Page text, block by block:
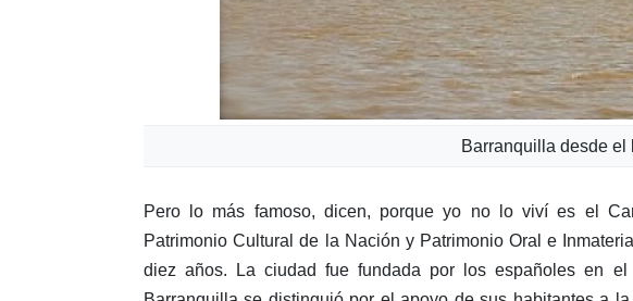
Barranquilla desde el
Pero lo más famoso, dicen, porque yo no lo viví es el
Patrimonio Cultural de la Nación y Patrimonio Oral e
diez años. La ciudad fue fundada por los españoles en